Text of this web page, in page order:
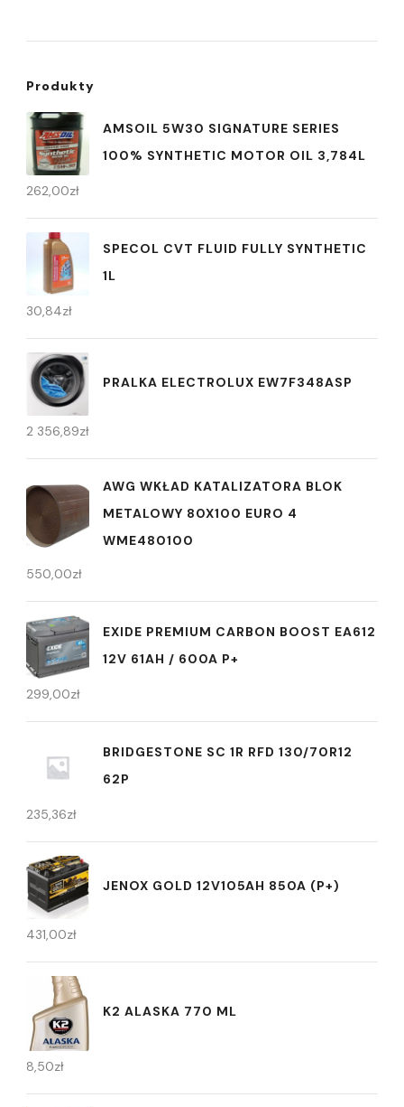
Produkty
AMSOIL 5W30 SIGNATURE SERIES
100% SYNTHETIC MOTOR OIL 3,784L
262,00zł
SPECOL CVT FLUID FULLY SYNTHETIC
1L
30,84zł
PRALKA ELECTROLUX EW7F348ASP
2 356,89zł
AWG WKŁAD KATALIZATORA BLOK
METALOWY 80X100 EURO 4
WME480100
550,00zł
EXIDE PREMIUM CARBON BOOST EA612
12V 61AH / 600A P+
299,00zł
BRIDGESTONE SC 1R RFD 130/70R12
62P
235,36zł
JENOX GOLD 12V105AH 850A (P+)
431,00zł
K2 ALASKA 770 ML
8,50zł